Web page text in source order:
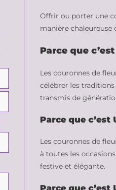
Offrir ou porter une
manière chaleureuse
Parce que
Les couronnes de
célébrer les
transmis de
Parce que
Les couronnes de
à toutes les
festive et élégante.